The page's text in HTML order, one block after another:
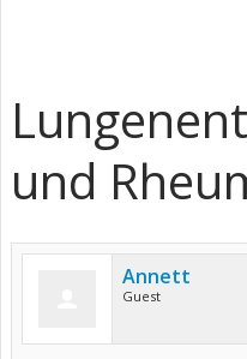
und
Annett
Guest